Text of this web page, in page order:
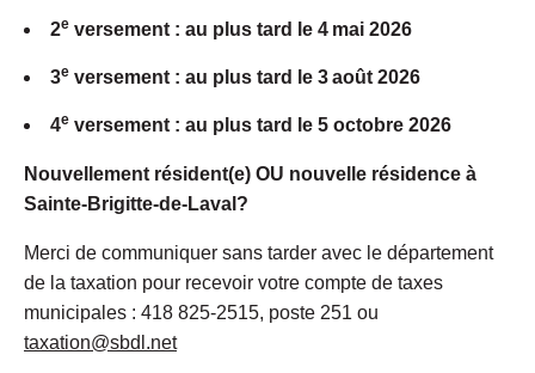
2e versement : au plus tard le 4 mai 2026
3e versement : au plus tard le 3août 2026
4e versement : au plus tard le 5 octobre 2026
Nouvellement résident(e) OU nouvelle résidence à
Sainte-Brigitte-de-Laval?
Merci de communiquer sans tarder avec le département
de la taxation pour recevoir votre compte de taxes
municipales : 418 825-2515, poste 251 ou
taxation@sbdl.net